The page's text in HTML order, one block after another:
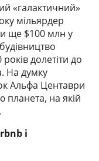
«галактичний»
мільярдер
ще $100 млн у
долетіти до
На думку
Альфа Центаври
на якій
і